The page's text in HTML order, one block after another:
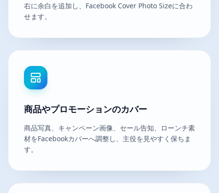
右に余白を追加し、Facebook Cover Photo Sizeに合わ
せます。
商品やプロモーションのカバー
商品写真、キャンペーン画像、セール告知、ローンチ素
材をFacebookカバーへ調整し、主役を見やすく保ちま
す。